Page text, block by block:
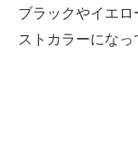
ブラックやイエ
ストカラーになっ